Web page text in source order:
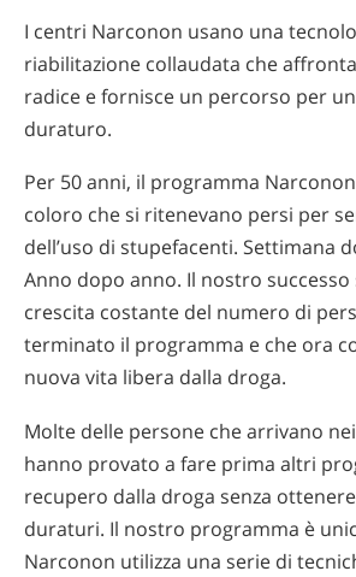
I centri Narconon usano una
riabilitazione collaudata che
radice e fornisce un percorso per
duraturo.
Per 50 anni, il programma
coloro che si ritenevano persi per
dell’uso di stupefacenti. Settimana
Anno dopo anno. Il nostro
crescita costante del numero di
terminato il programma e che ora
nuova vita libera dalla droga.
Molte delle persone che arrivano
hanno provato a fare prima altri
recupero dalla droga senza
duraturi. Il nostro programma è
Narconon utilizza una serie di